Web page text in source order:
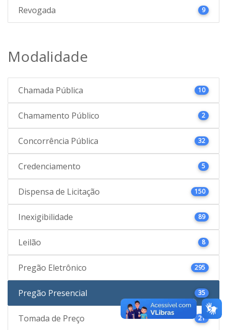
Revogada 9
Modalidade
Chamada Pública 10
Chamamento Público 2
Concorrência Pública 32
Credenciamento 5
Dispensa de Licitação 150
Inexigibilidade 89
Leilão 8
Pregão Eletrônico 295
Pregão Presencial 35
Tomada de Preço 21